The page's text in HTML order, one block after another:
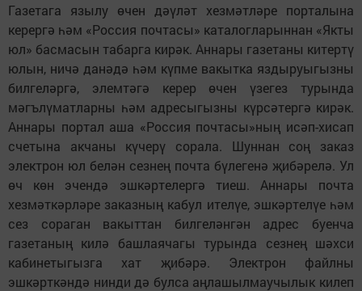
Газетага язылу өчен дәүләт хезмәтләре порталына
керергә һәм «Россия почтасы» каталогларыннан «Якты
юл» басмасын табарга кирәк. Аннары газетаны китертү
юлын, ничә данәдә һәм күпме вакытка яздыруыгызны
билгеләргә, элемтәгә керер өчен үзегез турында
мәгълүматларны һәм адресыгызны күрсәтергә кирәк.
Аннары портал аша «Россия почтасы»ның исәп-хисап
счетына акчаны күчерү сорала. Шуннан соң заказ
электрон юл белән сезнең почта бүлегенә җибәрелә. Ул
өч көн эчендә эшкәртелергә тиеш. Аннары почта
хезмәткәрләре заказның кабул ителүе, эшкәртелүе һәм
сез сораган вакыттан билгеләнгән адрес буенча
газетаның килә башлаячагы турында сезнең шәхси
кабинетыгызга хат җибәрә. Электрон файлны
эшкәрткәндә нинди дә булса аңлашылмаучылык килеп